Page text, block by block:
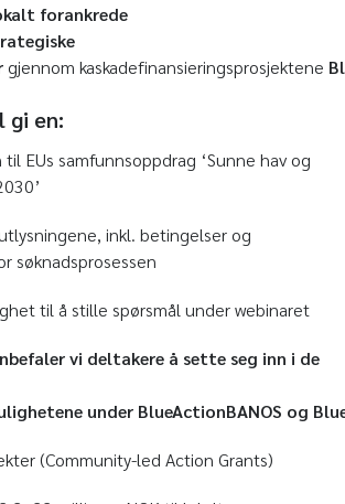
forankrede
gjennom kaskadefinansieringsprosjektene
gi en:
EUs samfunnsoppdrag ‘Sunne hav og
inkl. betingelser og
søknadsprosessen
til å stille spørsmål under webinaret
vi deltakere å sette seg inn i de
under BlueActionBANOS og
(Community-led Action Grants)